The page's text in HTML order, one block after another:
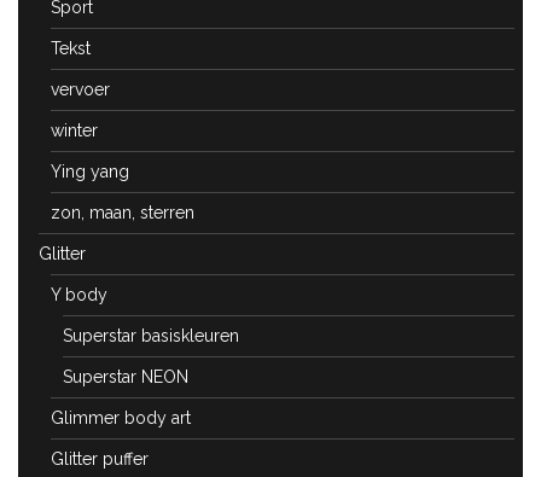
Sport
Tekst
vervoer
winter
Ying yang
zon, maan, sterren
Glitter
Y body
Superstar basiskleuren
Superstar NEON
Glimmer body art
Glitter puffer